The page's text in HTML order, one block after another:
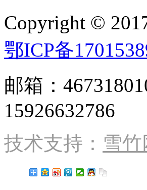
Copyright ©
鄂ICP备
邮箱：
15926632786
技术支持： 雪